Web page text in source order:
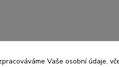
Vaše osobní údaje,